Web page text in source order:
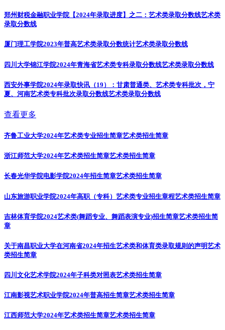
郑州财税金融职业学院【2024年录取进度】之二：艺术类录取分数线艺术类
录取分数线
厦门理工学院2023年普高艺术类录取分数统计艺术类录取分数线
四川大学锦江学院2024年青海省艺术类专科录取分数线艺术类录取分数线
西安外事学院2024年录取快讯（19）：甘肃普通类、艺术类专科批次，宁
夏、河南艺术类专科批次录取分数线艺术类录取分数线
查看更多
齐鲁工业大学2024年艺术类专业招生简章艺术类招生简章
浙江师范大学2024年艺术类招生简章艺术类招生简章
长春光华学院电影学院2024年招生简章艺术类招生简章
山东旅游职业学院2024年高职（专科）艺术类专业招生章程艺术类招生简章
吉林体育学院2024艺术类(舞蹈专业、舞蹈表演专业)招生简章艺术类招生简
章
关于南昌职业大学在河南省2024年招生艺术类和体育类录取规则的声明艺术
类招生简章
四川文化艺术学院2024年子科类对照表艺术类招生简章
江南影视艺术职业学院2024年普高招生简章艺术类招生简章
江西师范大学2024年艺术类招生简章艺术类招生简章